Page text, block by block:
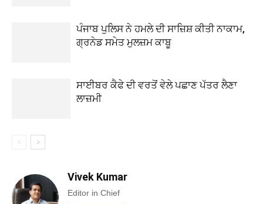
ਪੰਜਾਬ ਪੁਲਿਸ ਨੇ ਹਮਲੇ ਦੀ ਸਾਜ਼ਿਸ਼ ਕੀਤੀ ਨਾਕਾਮ,
ਗ੍ਰਨੇਡ ਸਮੇਤ ਮੁਲਜ਼ਮ ਕਾਬੂ
ਸਾਈਬਰ ਕੈਫੇ ਦੀ ਵਰਤੋਂ ਵੇਲੇ ਪਛਾਣ ਪੱਤਰ ਲੈਣਾ
ਲਾਜ਼ਮੀ
Vivek Kumar
Editor in Chief